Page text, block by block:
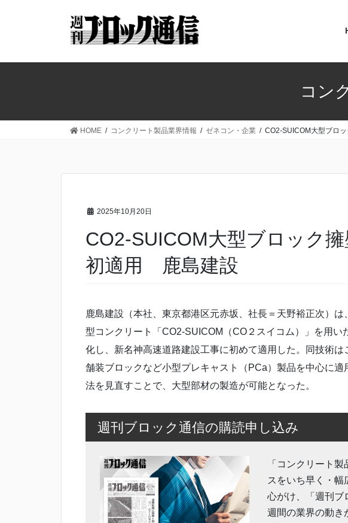
ツ
ッ
シ
移
コン
HOME コンクリート製品業界情報 ゼネコン・企業 CO2-SUICOM大型ブ
2025年10月20日
CO2-SUICOM大型ブロック
初適用 鹿島建設
鹿島建設（本社、東京都港区元赤坂、社長＝天野裕正次）
型コンクリート「CO2-SUICOM（CO２スイコム）」を用い
化し、新名神高速道路建設工事に初めて適用した。同技術
舗装ブロックなど小型プレキャスト（PCa）製品を中心に
法を見直すことで、大型部材の製造が可能となった。
週刊ブロック通信の購読申し込み
「コンクリート
スをいち早く・幅
心がけ、「週刊ブ
週間の業界の動き